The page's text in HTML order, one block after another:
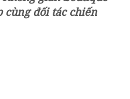
cùng đối tác chiến